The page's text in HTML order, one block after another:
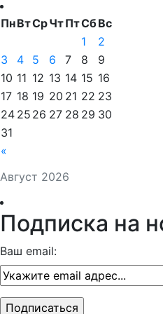
Август 2026
ПнВтСрЧтПтСбВс
«
1
2
3
4 5 6 7 8
9
10 11 12 13 14 15 16
17 18 19 20 21 22 23
24 25 26 27 28 29 30
31
Подписка на
Ваш email: